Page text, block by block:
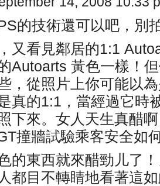
的技術還可以吧，別
又看見鄰居的1:1
Autoarts 黃色一樣！
，從照片上你可能以
真的1:1，當經過它時
下來。女人天生真醋
撞牆試驗乘客安全如
的東西就來醋勁儿了
都目不轉睛地看著這